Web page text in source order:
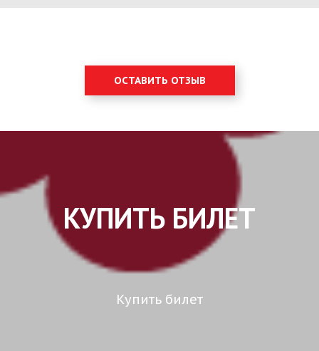
ОСТАВИТЬ ОТЗЫВ
КУПИТЬ БИЛЕТ
Купить билет